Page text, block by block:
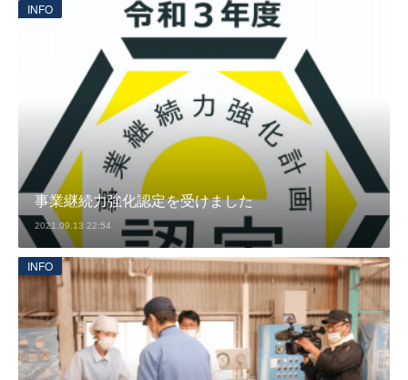
INFO
事業継続力強化認定を受けました
2021.09.13 22:54
INFO